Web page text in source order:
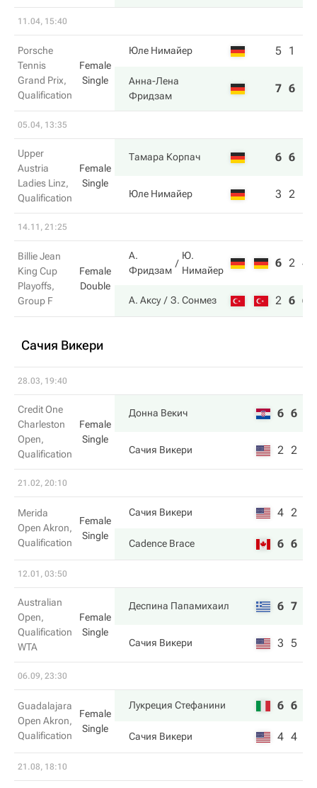
11.04, 15:40
Porsche
Tennis
Grand Prix,
Qualification
Female
Single
Юле Нимайер 5 1
Анна-Лена
Фридзам
7 6
05.04, 13:35
Upper
Austria
Ladies Linz,
Qualification
Female
Single
Тамара Корпач 6 6
Юле Нимайер 3 2
14.11, 21:25
Billie Jean
King Cup
Playoffs,
Group F
Female
Double
А.
Фридзам
Ю.
Нимайер
6 2 4
А. Аксу З. Сонмез 2 6 6
Сачия Викери
28.03, 19:40
Credit One
Charleston
Open,
Qualification
Female
Single
Донна Векич 6 6
Сачия Викери 2 2
21.02, 20:10
Merida
Open Akron,
Qualification
Female
Single
Сачия Викери 4 2
Cadence Brace 6 6
12.01, 03:50
Australian
Open,
Qualification
WTA
Female
Single
Деспина Папамихаил 6 7
Сачия Викери 3 5
06.09, 23:30
Guadalajara
Open Akron,
Qualification
Female
Single
Лукреция Стефанини 6 6
Сачия Викери 4 4
21.08, 18:10